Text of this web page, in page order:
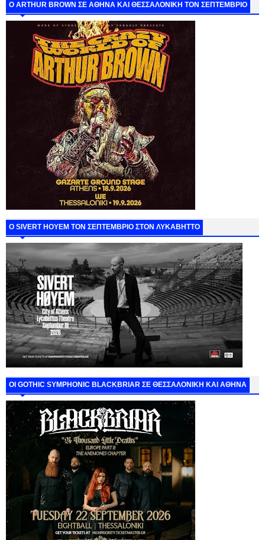
O ARTHUR BROWN ΣΕ ΑΘΗΝΑ ΚΑΙ ΘΕΣΣΑΛΟΝΙΚΗ ΤΟΝ ΣΕΠΤΕΜΒΡΙΟ
Ο SIVERT HOYEM ΤΟΝ ΣΕΠΤΕΜΒΡΙΟ ΣΤΟΝ ΛΥΚΑΒΗΤΤΟ
ΟΙ GOTHIC SYMPHONIC BLACKBRIAR ΣΕ ΘΕΣΣΑΛΟΝΙΚΗ ΚΑΙ ΑΘΗΝΑ